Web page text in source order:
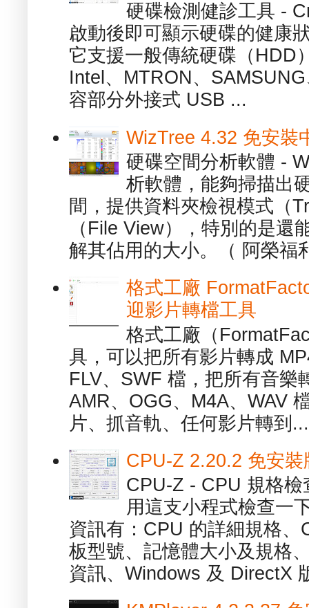
硬碟檢測健診工具 -
啟動後即可顯示硬碟的健康
它支援一般傳統硬碟（HDD
Intel、MTRON、
容部分外接式 USB ...
WizTree 4.32 免安裝
硬碟空間分析軟體 -
析軟體，能夠掃描出
間，提供資料夾檢視模式（
（File View），特別的是還
解其佔用的大小。（ 阿榮福
格式工廠
迎影片轉檔工具
格式工廠（
具，可以把所有影片轉成
FLV、SWF 檔，把所有音樂
AMR、OGG、M4A、WAV
片、抓音軌、任何影片轉到...
CPU-Z 2.20.2 免安
CPU-Z - CPU 規格
用這支小程式檢查一
資訊有：CPU 的詳細規格
板型號、記憶體大小及規格
資訊、Windows 及 DirectX